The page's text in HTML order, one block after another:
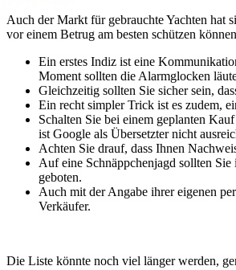
Auch der Markt für gebrauchte Yachten hat
vor einem Betrug am besten schützen
Ein erstes Indiz ist eine
Moment sollten die Alarmglocken
Gleichzeitig sollten Sie sicher sein,
Ein recht simpler Trick ist es zudem,
Schalten Sie bei einem geplanten
ist Google als Übersetzter nicht
Achten Sie drauf, dass Ihnen
Auf eine Schnäppchenjagd sollten
geboten.
Auch mit der Angabe ihrer eigenen
Verkäufer.
Die Liste könnte noch viel länger werden,